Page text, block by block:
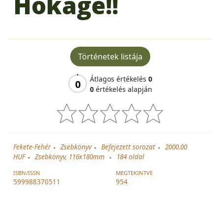
Történetek listája
0 Átlagos értékelés 0
0 értékelés alapján
Fekete-Fehér Zsebkönyv Befejezett sorozat
2000.00
HUF
Zsebkönyv, 116x180mm 184oldal
ISBN/ISSN
599988370511
MEGTEKINTVE
954